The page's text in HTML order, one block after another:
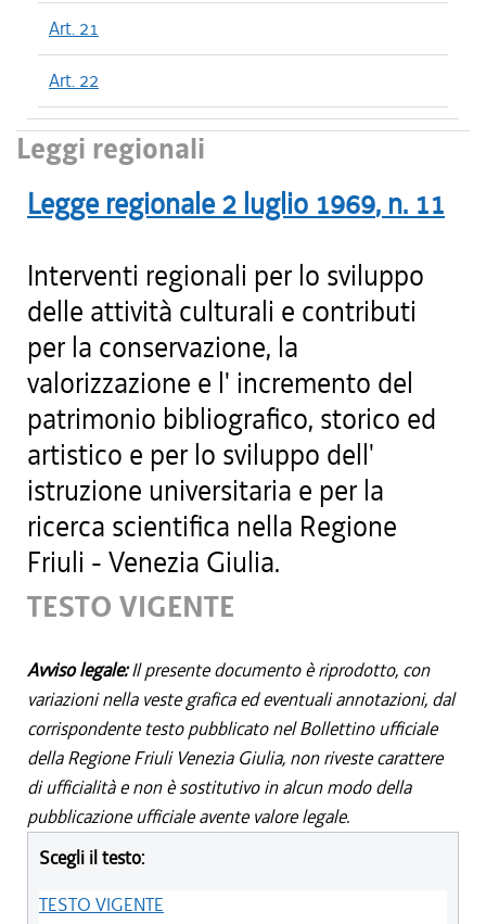
Art. 21
Art. 22
Leggi regionali
Legge regionale 2 luglio 1969, n. 11
Interventi regionali per lo sviluppo
delle attività culturali e contributi
per la conservazione, la
valorizzazione e l' incremento del
patrimonio bibliografico, storico ed
artistico e per lo sviluppo dell'
istruzione universitaria e per la
ricerca scientifica nella Regione
Friuli - Venezia Giulia.
TESTO VIGENTE
Avviso legale:Il presente documento è riprodotto, con
variazioni nella veste grafica ed eventuali annotazioni, dal
corrispondente testo pubblicato nel Bollettino ufficiale
della Regione Friuli Venezia Giulia, non riveste carattere
di ufficialità e non è sostitutivo in alcun modo della
pubblicazione ufficiale avente valore legale.
Scegli il testo:
TESTO VIGENTE